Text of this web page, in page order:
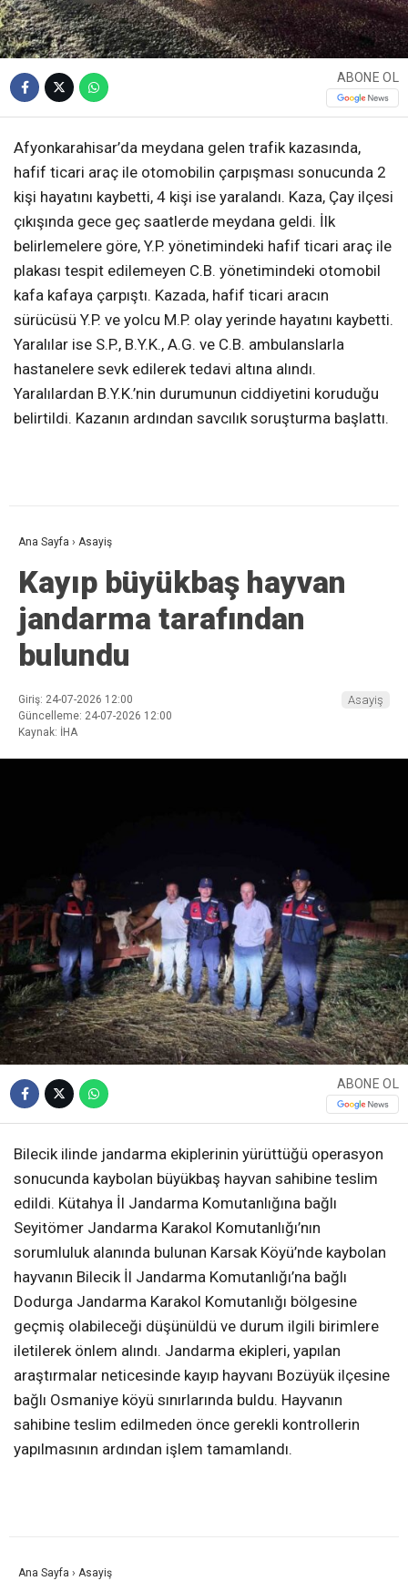
ABONE OL
Afyonkarahisar’da meydana gelen trafik kazasında,
hafif ticari araç ile otomobilin çarpışması sonucunda 2
kişi hayatını kaybetti, 4 kişi ise yaralandı. Kaza, Çay ilçesi
çıkışında gece geç saatlerde meydana geldi. İlk
belirlemelere göre, Y.P. yönetimindeki hafif ticari araç ile
plakası tespit edilemeyen C.B. yönetimindeki otomobil
kafa kafaya çarpıştı. Kazada, hafif ticari aracın
sürücüsü Y.P. ve yolcu M.P. olay yerinde hayatını kaybetti.
Yaralılar ise S.P., B.Y.K., A.G. ve C.B. ambulanslarla
hastanelere sevk edilerek tedavi altına alındı.
Yaralılardan B.Y.K.’nin durumunun ciddiyetini koruduğu
belirtildi. Kazanın ardından savcılık soruşturma başlattı.
Ana Sayfa › Asayiş
Kayıp büyükbaş hayvan
jandarma tarafından
bulundu
Giriş: 24-07-2026 12:00
Güncelleme: 24-07-2026 12:00
Kaynak: İHA
Asayiş
ABONE OL
Bilecik ilinde jandarma ekiplerinin yürüttüğü operasyon
sonucunda kaybolan büyükbaş hayvan sahibine teslim
edildi. Kütahya İl Jandarma Komutanlığına bağlı
Seyitömer Jandarma Karakol Komutanlığı’nın
sorumluluk alanında bulunan Karsak Köyü’nde kaybolan
hayvanın Bilecik İl Jandarma Komutanlığı’na bağlı
Dodurga Jandarma Karakol Komutanlığı bölgesine
geçmiş olabileceği düşünüldü ve durum ilgili birimlere
iletilerek önlem alındı. Jandarma ekipleri, yapılan
araştırmalar neticesinde kayıp hayvanı Bozüyük ilçesine
bağlı Osmaniye köyü sınırlarında buldu. Hayvanın
sahibine teslim edilmeden önce gerekli kontrollerin
yapılmasının ardından işlem tamamlandı.
Ana Sayfa › Asayiş